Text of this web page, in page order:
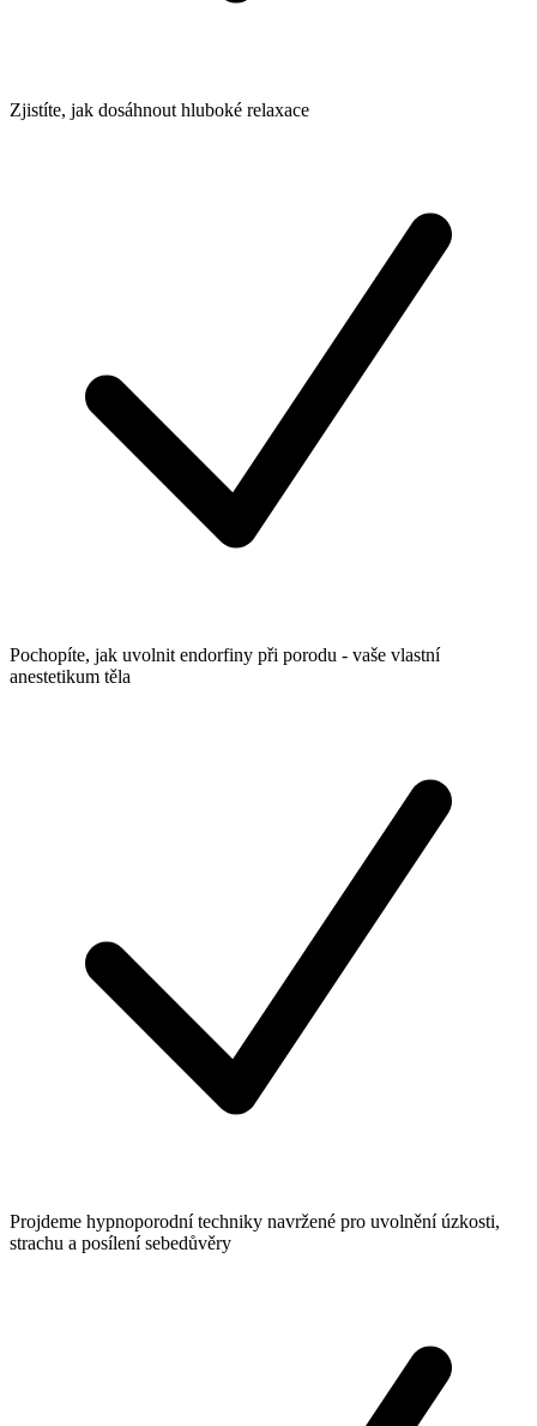
Zjistíte, jak dosáhnout hluboké relaxace
Pochopíte, jak uvolnit endorfiny při porodu - vaše vlastní
anestetikum těla
Projdeme hypnoporodní techniky navržené pro uvolnění úzkosti,
strachu a posílení sebedůvěry